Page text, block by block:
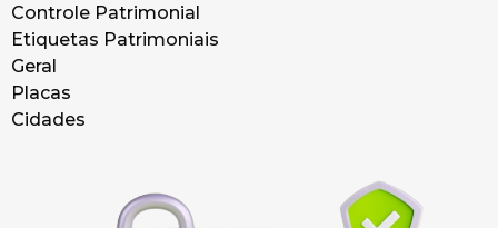
Controle Patrimonial
Etiquetas Patrimoniais
Geral
Placas
Cidades